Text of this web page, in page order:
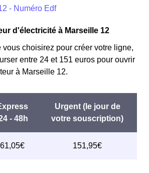
- Numéro Edf
d'électricité à Marseille 12
choisirez pour créer votre ligne,
entre 24 et 151 euros pour ouvrir
à Marseille 12.